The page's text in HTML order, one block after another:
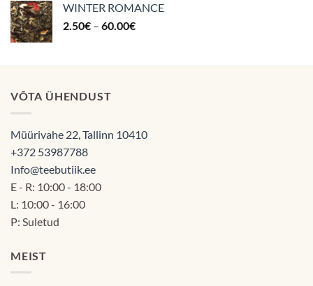
60.00€
WINTER ROMANCE
2.50€ – 60.00€Hinnavahemik:
60.00€
VÕTA ÜHENDUST
Müürivahe 22, Tallinn 10410
+372 53987788
Info@teebutiik.ee
E - R: 10:00 - 18:00
L: 10:00 - 16:00
P: Suletud
MEIST